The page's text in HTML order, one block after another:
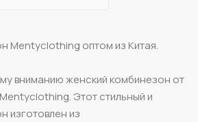
Mentyclothing оптом из Китая.
вниманию женский комбинезон от
Этот стильный и
изготовлен из